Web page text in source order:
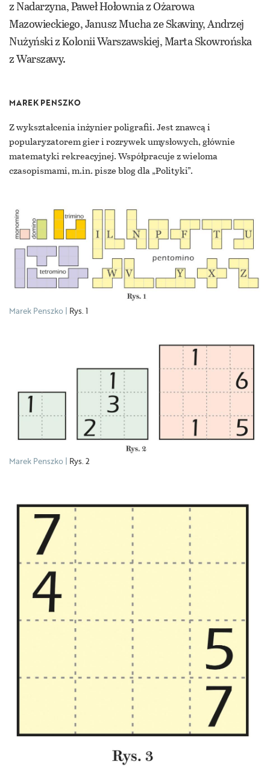
Marek Penszko Rys. 1
Marek Penszko Rys. 2
z Nadarzyna, Paweł Hołownia z Ożarowa
Mazowieckiego, Janusz Mucha ze Skawiny, Andrzej
Nużyński z Kolonii Warszawskiej, Marta Skowrońska
z Warszawy.
MAREK PENSZKO
Z wykształcenia inżynier poligrafii. Jest znawcą i
popularyzatorem gier i rozrywek umysłowych, głównie
matematyki rekreacyjnej. Współpracuje z wieloma
czasopismami, m.in. pisze blog dla „Polityki”.